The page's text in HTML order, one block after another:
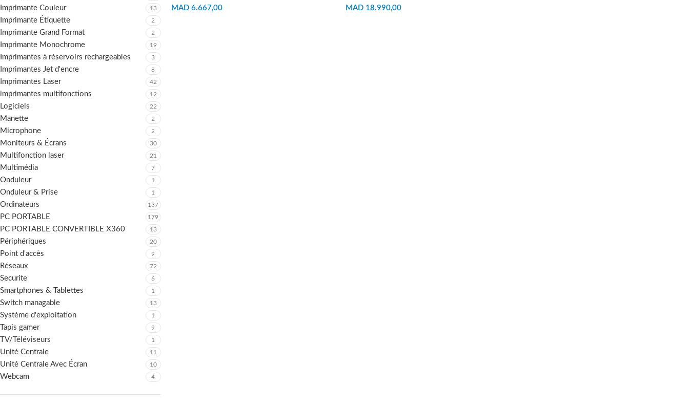
Imprimante Couleur 13
Imprimante Étiquette 2
Imprimante Grand Format 2
Imprimante Monochrome 19
Imprimantes à réservoirs rechargeables 3
Imprimantes Jet d'encre 8
Imprimantes Laser 42
imprimantes multifonctions 12
Logiciels 22
Manette 2
Microphone 2
Moniteurs & Écrans 30
Multifonction laser 21
Multimédia 7
Onduleur 1
Onduleur & Prise 1
Ordinateurs 137
PC PORTABLE 179
PC PORTABLE CONVERTIBLE X360 13
Périphériques 20
Point d'accès 9
Réseaux 72
Securite 6
Smartphones & Tablettes 1
Switch managable 13
Système d'exploitation 1
Tapis gamer 9
TV/Téléviseurs 1
Unité Centrale 11
Unité Centrale Avec Écran 10
Webcam 4
MAD6.667,00 MAD18.990,00